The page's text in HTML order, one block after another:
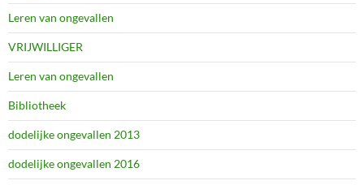
Leren van ongevallen
VRIJWILLIGER
Leren van ongevallen
Bibliotheek
dodelijke ongevallen 2013
dodelijke ongevallen 2016